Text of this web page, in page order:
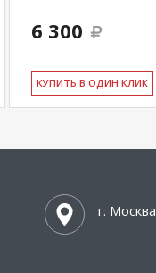
6 300
КУ­ПИТЬ В ОДИН КЛИК
г. Москва